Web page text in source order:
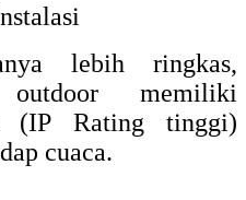
lebih ringkas,
memiliki
(IP Rating tinggi)
cuaca.